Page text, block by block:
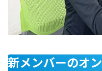
新メンバーのオ